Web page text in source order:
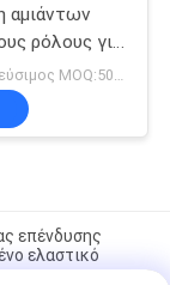
αμιάντων
ρόλους για
Διαπραγματεύσιμος MOQ:500 κλ
επένδυσης
ελαστικό